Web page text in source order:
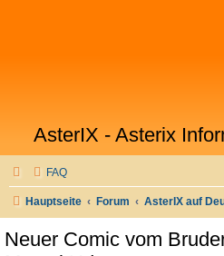
AsterIX - Asterix
FAQ
Hauptseite Forum AsterIX auf
Neuer Comic vom